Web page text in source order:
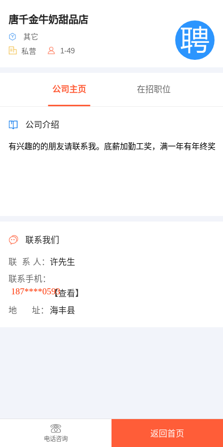
唐千金牛奶甜品店
其它
私营
1-49
公司主页 在招职位
公司介绍
有兴趣的的朋友请联系我。底薪加勤工奖，满一年有年终奖
联系我们
联 系 人： 许先生
联系手机：
187****0593【查看】
地 址：
海丰县
电话咨询
返回首页